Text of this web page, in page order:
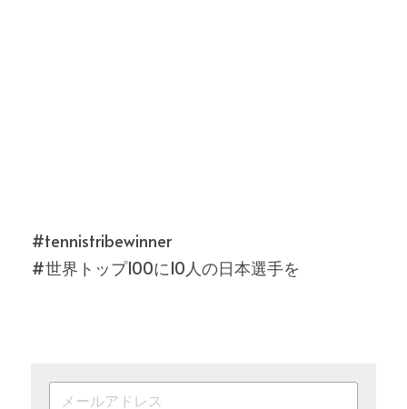
#tennistribewinner
#世界トップ100に10人の日本選手を